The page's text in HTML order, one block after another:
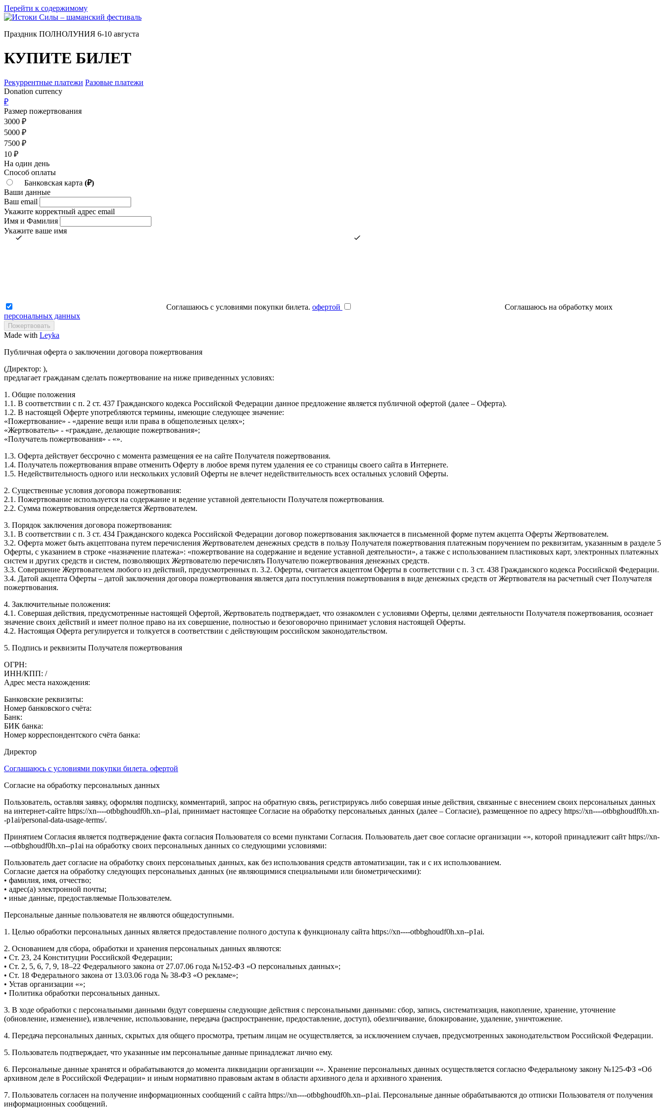
Перейти к содержимому
Праздник ПОЛНОЛУНИЯ 6-10 августа
КУПИТЕ БИЛЕТ
Рекуррентные платежи Разовые платежи
Donation currency
₽
Размер пожертвования
3000 ₽
5000 ₽
7500 ₽
10 ₽
На один день
Способ оплаты
Банковская карта (₽)
Ваши данные
Ваш email
Укажите корректный адрес email
Имя и Фамилия
Укажите ваше имя
Соглашаюсь с условиями покупки билета. офертой
Соглашаюсь на обработку моих
персональных данных
Made with Leyka
Публичная оферта о заключении договора пожертвования
(Директор: ),
предлагает гражданам сделать пожертвование на ниже приведенных условиях:
1. Общие положения
1.1. В соответствии с п. 2 ст. 437 Гражданского кодекса Российской Федерации данное предложение является публичной офертой (далее – Оферта).
1.2. В настоящей Оферте употребляются термины, имеющие следующее значение:
«Пожертвование» - «дарение вещи или права в общеполезных целях»;
«Жертвователь» - «граждане, делающие пожертвования»;
«Получатель пожертвования» - «».
1.3. Оферта действует бессрочно с момента размещения ее на сайте Получателя пожертвования.
1.4. Получатель пожертвования вправе отменить Оферту в любое время путем удаления ее со страницы своего сайта в Интернете.
1.5. Недействительность одного или нескольких условий Оферты не влечет недействительность всех остальных условий Оферты.
2. Существенные условия договора пожертвования:
2.1. Пожертвование используется на содержание и ведение уставной деятельности Получателя пожертвования.
2.2. Сумма пожертвования определяется Жертвователем.
3. Порядок заключения договора пожертвования:
3.1. В соответствии с п. 3 ст. 434 Гражданского кодекса Российской Федерации договор пожертвования заключается в письменной форме путем акцепта Оферты Жертвователем.
3.2. Оферта может быть акцептована путем перечисления Жертвователем денежных средств в пользу Получателя пожертвования платежным поручением по реквизитам, указанным в разделе 5
Оферты, с указанием в строке «назначение платежа»: «пожертвование на содержание и ведение уставной деятельности», а также с использованием пластиковых карт, электронных платежных
систем и других средств и систем, позволяющих Жертвователю перечислять Получателю пожертвования денежных средств.
3.3. Совершение Жертвователем любого из действий, предусмотренных п. 3.2. Оферты, считается акцептом Оферты в соответствии с п. 3 ст. 438 Гражданского кодекса Российской Федерации.
3.4. Датой акцепта Оферты – датой заключения договора пожертвования является дата поступления пожертвования в виде денежных средств от Жертвователя на расчетный счет Получателя
пожертвования.
4. Заключительные положения:
4.1. Совершая действия, предусмотренные настоящей Офертой, Жертвователь подтверждает, что ознакомлен с условиями Оферты, целями деятельности Получателя пожертвования, осознает
значение своих действий и имеет полное право на их совершение, полностью и безоговорочно принимает условия настоящей Оферты.
4.2. Настоящая Оферта регулируется и толкуется в соответствии с действующим российском законодательством.
5. Подпись и реквизиты Получателя пожертвования
ОГРН:
ИНН/КПП: /
Адрес места нахождения:
Банковские реквизиты:
Номер банковского счёта:
Банк:
БИК банка:
Номер корреспондентского счёта банка:
Директор
Соглашаюсь с условиями покупки билета. офертой
Согласие на обработку персональных данных
Пользователь, оставляя заявку, оформляя подписку, комментарий, запрос на обратную связь, регистрируясь либо совершая иные действия, связанные с внесением своих персональных данных
на интернет-сайте https://xn----otbbghoudf0h.xn--p1ai, принимает настоящее Согласие на обработку персональных данных (далее – Согласие), размещенное по адресу https://xn----otbbghoudf0h.xn-
-p1ai/personal-data-usage-terms/.
Принятием Согласия является подтверждение факта согласия Пользователя со всеми пунктами Согласия. Пользователь дает свое согласие организации «», которой принадлежит сайт https://xn-
---otbbghoudf0h.xn--p1ai на обработку своих персональных данных со следующими условиями:
Пользователь дает согласие на обработку своих персональных данных, как без использования средств автоматизации, так и с их использованием.
Согласие дается на обработку следующих персональных данных (не являющимися специальными или биометрическими):
• фамилия, имя, отчество;
• адрес(а) электронной почты;
• иные данные, предоставляемые Пользователем.
Персональные данные пользователя не являются общедоступными.
1. Целью обработки персональных данных является предоставление полного доступа к функционалу сайта https://xn----otbbghoudf0h.xn--p1ai.
2. Основанием для сбора, обработки и хранения персональных данных являются:
• Ст. 23, 24 Конституции Российской Федерации;
• Ст. 2, 5, 6, 7, 9, 18–22 Федерального закона от 27.07.06 года №152-ФЗ «О персональных данных»;
• Ст. 18 Федерального закона от 13.03.06 года № 38-ФЗ «О рекламе»;
• Устав организации «»;
• Политика обработки персональных данных.
3. В ходе обработки с персональными данными будут совершены следующие действия с персональными данными: сбор, запись, систематизация, накопление, хранение, уточнение
(обновление, изменение), извлечение, использование, передача (распространение, предоставление, доступ), обезличивание, блокирование, удаление, уничтожение.
4. Передача персональных данных, скрытых для общего просмотра, третьим лицам не осуществляется, за исключением случаев, предусмотренных законодательством Российской Федерации.
5. Пользователь подтверждает, что указанные им персональные данные принадлежат лично ему.
6. Персональные данные хранятся и обрабатываются до момента ликвидации организации «». Хранение персональных данных осуществляется согласно Федеральному закону №125-ФЗ «Об
архивном деле в Российской Федерации» и иным нормативно правовым актам в области архивного дела и архивного хранения.
7. Пользователь согласен на получение информационных сообщений с сайта https://xn----otbbghoudf0h.xn--p1ai. Персональные данные обрабатываются до отписки Пользователя от получения
информационных сообщений.